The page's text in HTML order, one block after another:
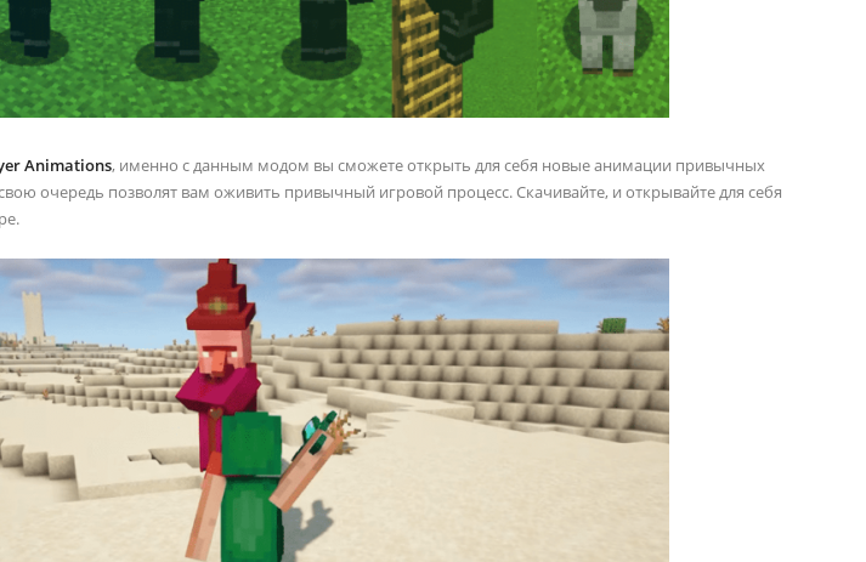
Animations, именно с данным модом вы сможете открыть для себя новые анимации привычных
очередь позволят вам оживить привычный игровой процесс. Скачивайте, и открывайте для себя